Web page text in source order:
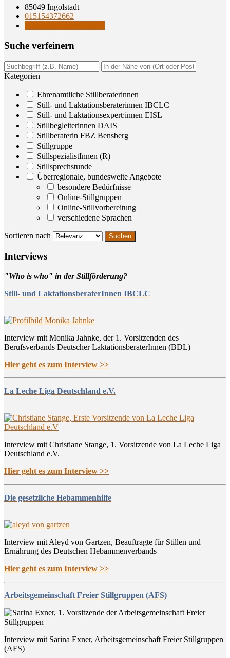
85049 Ingolstadt
015154372662
Suche ver­fei­nern
Kategorien
Ehrenamtliche Stillberaterinnen
Still- und Laktationsberaterinnen IBCLC
Still- und Laktationsexpert:innen EISL
Stillbegleiterinnen DAIS
Stillberaterin FBZ Bensberg
Stillgruppe
StillspezialistInnen (R)
Stillsprechstunde
Überregionale, bundesweite Angebote
besondere Bedürfnisse
Online-Stillgruppen
Online-Stillvorbereitung
verschiedene Sprachen
Sortieren nach
Inter­views
"Who is who" in der Stillförderung?
Still- und LaktationsberaterInnen IBCLC
Interview mit Monika Jahnke, der 1. Vorsitzenden des
Berufsverbands Deutscher LaktationsberaterInnen (BDL)
Hier geht es zum Interview >>
La Leche Liga Deutschland e.V.
Interview mit Christiane Stange, 1. Vorsitzende von La Leche Liga
Deutschland e.V.
Hier geht es zum Interview >>
Die gesetzliche Hebammenhilfe
Interview mit Aleyd von Gartzen, Beauftragte für Stillen und
Ernährung des Deutschen Hebammenverbands
Hier geht es zum Interview >>
Arbeitsgemeinschaft Freier Stillgruppen (AFS)
Interview mit Sarina Exner, Arbeitsgemeinschaft Freier Stillgruppen
(AFS)